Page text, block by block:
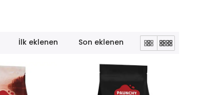
İlk eklenen Son eklenen